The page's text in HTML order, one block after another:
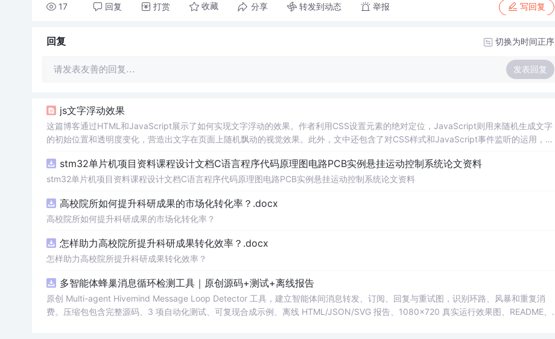
17 回复 打赏 收藏 分享 转发到动态 举报 写回复
回复 切换为时间正序
请发表友善的回复… 发表回复
js文字浮动效果
这篇博客通过HTML和JavaScript展示了如何实现文字浮动的效果。作者利用CSS设置元素的绝对定位，JavaScript则用来随机生成文字
的初始位置和透明度变化，营造出文字在页面上随机飘动的视觉效果。此外，文中还包含了对CSS样式和JavaScript事件监听的运用，增
stm32单片机项目资料课程设计文档C语言程序代码原理图电路PCB实例悬挂运动控制系统论文资料
stm32单片机项目资料课程设计文档C语言程序代码原理图电路PCB实例悬挂运动控制系统论文资料
高校院所如何提升科研成果的市场化转化率？.docx
高校院所如何提升科研成果的市场化转化率？
怎样助力高校院所提升科研成果转化效率？.docx
怎样助力高校院所提升科研成果转化效率？
多智能体蜂巢消息循环检测工具｜原创源码+测试+离线报告
原创 Multi-agent Hivemind Message Loop Detector 工具，建立智能体间消息转发、订阅、回复与重试图，识别环路、风暴和重复消
费。压缩包包含完整源码、3 项自动化测试、可复现合成示例、离线 HTML/JSON/SVG 报告、1080×720 真实运行效果图、README、